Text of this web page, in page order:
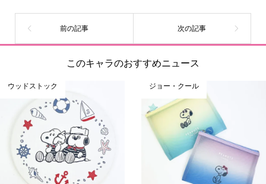
このキャラのおすすめニュース
ウッドストック ジョー・クール